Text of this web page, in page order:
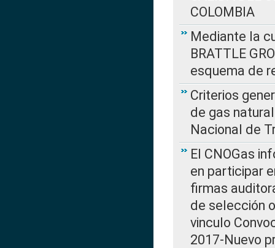
COLOMBIA
Mediante la
BRATTLE
esquema de
Criterios
de gas
Nacional de
El CNOGas
en participar
firmas
de selección
vinculo
2017-Nuevo